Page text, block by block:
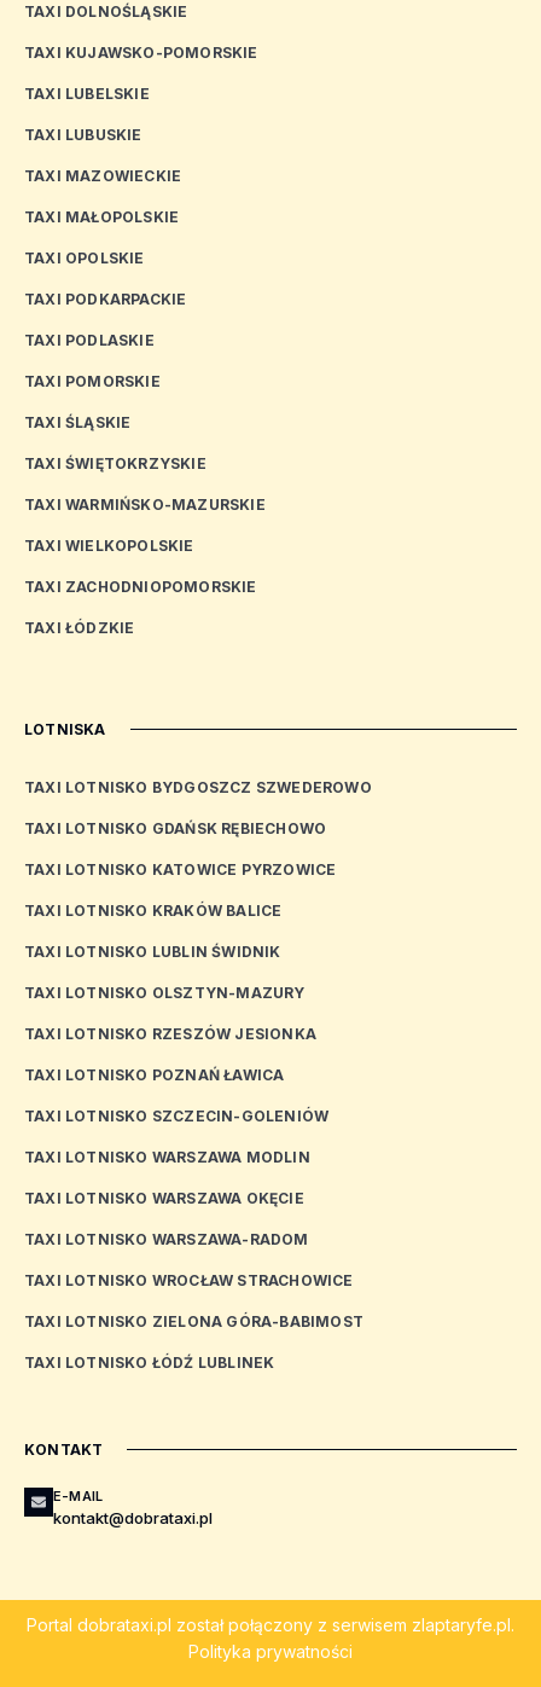
TAXI DOLNOŚLĄSKIE
TAXI KUJAWSKO-POMORSKIE
TAXI LUBELSKIE
TAXI LUBUSKIE
TAXI MAZOWIECKIE
TAXI MAŁOPOLSKIE
TAXI OPOLSKIE
TAXI PODKARPACKIE
TAXI PODLASKIE
TAXI POMORSKIE
TAXI ŚLĄSKIE
TAXI ŚWIĘTOKRZYSKIE
TAXI WARMIŃSKO-MAZURSKIE
TAXI WIELKOPOLSKIE
TAXI ZACHODNIOPOMORSKIE
TAXI ŁÓDZKIE
LOTNISKA
TAXI LOTNISKO BYDGOSZCZ SZWEDEROWO
TAXI LOTNISKO GDAŃSK RĘBIECHOWO
TAXI LOTNISKO KATOWICE PYRZOWICE
TAXI LOTNISKO KRAKÓW BALICE
TAXI LOTNISKO LUBLIN ŚWIDNIK
TAXI LOTNISKO OLSZTYN-MAZURY
TAXI LOTNISKO RZESZÓW JESIONKA
TAXI LOTNISKO POZNAŃ ŁAWICA
TAXI LOTNISKO SZCZECIN-GOLENIÓW
TAXI LOTNISKO WARSZAWA MODLIN
TAXI LOTNISKO WARSZAWA OKĘCIE
TAXI LOTNISKO WARSZAWA-RADOM
TAXI LOTNISKO WROCŁAW STRACHOWICE
TAXI LOTNISKO ZIELONA GÓRA-BABIMOST
TAXI LOTNISKO ŁÓDŹ LUBLINEK
KONTAKT
E-MAIL
kontakt@dobrataxi.pl
Portal dobrataxi.pl został połączony z serwisem zlaptaryfe.pl.
Polityka prywatności